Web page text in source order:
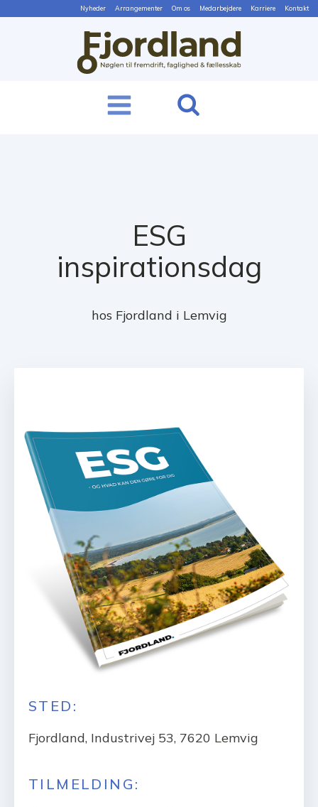
Nyheder Arrangementer Om os Medarbejdere Karriere Kontakt
ESG
inspirationsdag
hos Fjordland i Lemvig
STED:
Fjordland, Industrivej 53, 7620 Lemvig
TILMELDING: